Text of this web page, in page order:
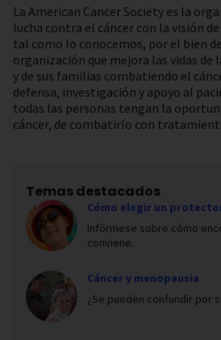
La American Cancer Society es la
lucha contra el cáncer con la visión
tal como lo conocemos, por el bien
organización que mejora las vidas de
y de sus familias combatiendo el
defensa, investigación y apoyo al
todas las personas tengan la
cáncer, de combatirlo con
Temas destacados
Cómo elegir un
Infórmese sobre cómo
conviene.
Cáncer y menopausia
¿Se pueden confundir por